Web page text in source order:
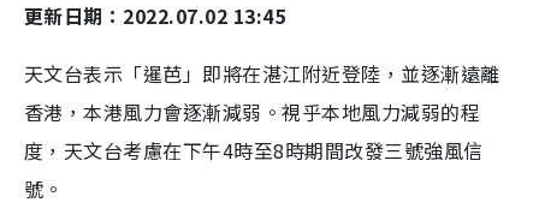
更新日期：2022.07.02 13:45
天文台表示「暹芭」即將在湛江附近登陸，並逐漸遠離
香港，本港風力會逐漸減弱。視乎本地風力減弱的程
度，天文台考慮在下午4時至8時期間改發三號強風信
號。